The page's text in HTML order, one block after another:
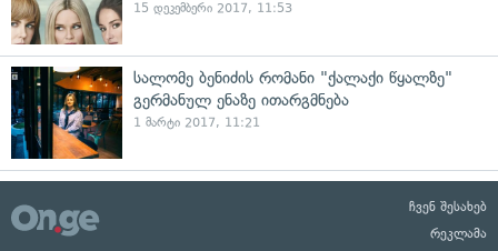
15 დეკემბერი 2017, 11:53
სალომე ბენიძის რომანი "ქალაქი წყალზე"
გერმანულ ენაზე ითარგმნება
1 მარტი 2017, 11:21
ჩვენ შესახებ
რეკლამა